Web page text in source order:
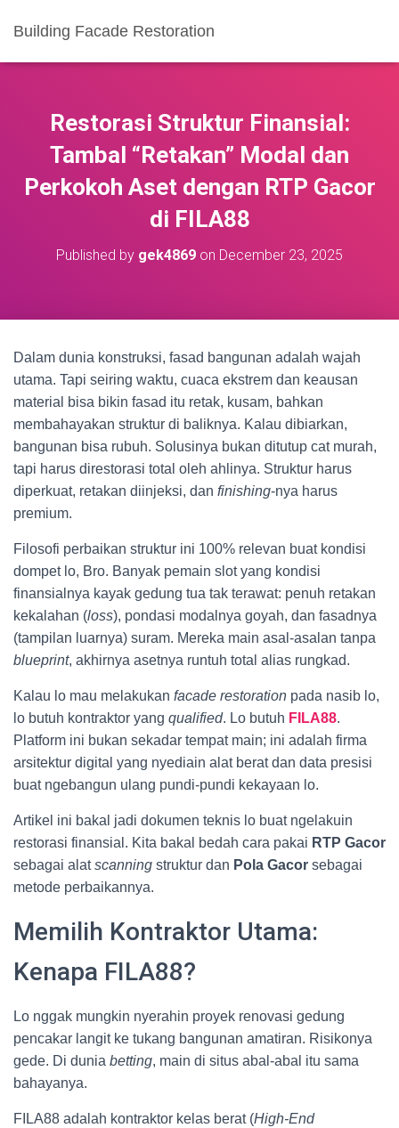
Building Facade Restoration
Restorasi Struktur Finansial:
Tambal “Retakan” Modal dan
Perkokoh Aset dengan RTP Gacor
di FILA88
Published by gek4869 on December 23, 2025
Dalam dunia konstruksi, fasad bangunan adalah wajah
utama. Tapi seiring waktu, cuaca ekstrem dan keausan
material bisa bikin fasad itu retak, kusam, bahkan
membahayakan struktur di baliknya. Kalau dibiarkan,
bangunan bisa rubuh. Solusinya bukan ditutup cat murah,
tapi harus direstorasi total oleh ahlinya. Struktur harus
diperkuat, retakan diinjeksi, dan finishing-nya harus
premium.
Filosofi perbaikan struktur ini 100% relevan buat kondisi
dompet lo, Bro. Banyak pemain slot yang kondisi
finansialnya kayak gedung tua tak terawat: penuh retakan
kekalahan (loss), pondasi modalnya goyah, dan fasadnya
(tampilan luarnya) suram. Mereka main asal-asalan tanpa
blueprint, akhirnya asetnya runtuh total alias rungkad.
Kalau lo mau melakukan facade restoration pada nasib lo,
lo butuh kontraktor yang qualified. Lo butuh FILA88.
Platform ini bukan sekadar tempat main; ini adalah firma
arsitektur digital yang nyediain alat berat dan data presisi
buat ngebangun ulang pundi-pundi kekayaan lo.
Artikel ini bakal jadi dokumen teknis lo buat ngelakuin
restorasi finansial. Kita bakal bedah cara pakai RTP Gacor
sebagai alatscanning struktur dan Pola Gacor sebagai
metode perbaikannya.
Memilih Kontraktor Utama:
Kenapa FILA88?
Lo nggak mungkin nyerahin proyek renovasi gedung
pencakar langit ke tukang bangunan amatiran. Risikonya
gede. Di dunia betting, main di situs abal-abal itu sama
bahayanya.
FILA88 adalah kontraktor kelas berat (High-End